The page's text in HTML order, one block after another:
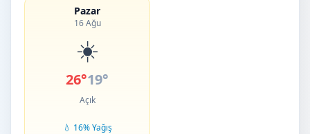
Pazar
16 Ağu
☀️
26°19°
Açık
💧 16% Yağış